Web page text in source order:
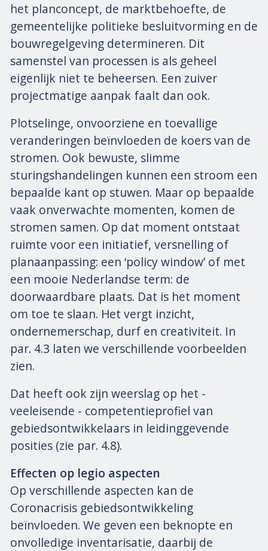
het planconcept, de marktbehoefte, de
gemeentelijke politieke besluitvorming en de
bouwregelgeving determineren. Dit
samenstel van processen is als geheel
eigenlijk niet te beheersen. Een zuiver
projectmatige aanpak faalt dan ook.
Plotselinge, onvoorziene en toevallige
veranderingen beïnvloeden de koers van de
stromen. Ook bewuste, slimme
sturingshandelingen kunnen een stroom een
bepaalde kant op stuwen. Maar op bepaalde
vaak onverwachte momenten, komen de
stromen samen. Op dat moment ontstaat
ruimte voor een initiatief, versnelling of
planaanpassing: een ‘policy window’ of met
een mooie Nederlandse term: de
doorwaardbare plaats. Dat is het moment
om toe te slaan. Het vergt inzicht,
ondernemerschap, durf en creativiteit. In
par. 4.3 laten we verschillende voorbeelden
zien.
Dat heeft ook zijn weerslag op het -
veeleisende - competentieprofiel van
gebiedsontwikkelaars in leidinggevende
posities (zie par. 4.8).
Effecten op legio aspecten
Op verschillende aspecten kan de
Coronacrisis gebiedsontwikkeling
beïnvloeden. We geven een beknopte en
onvolledige inventarisatie, daarbij de